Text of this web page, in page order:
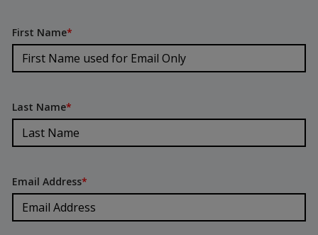
First Name*
Last Name*
Email Address*